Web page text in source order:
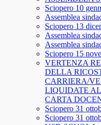
Sciopero 10
Assemblea
Sciopero 13
Assemblea
Assemblea
Sciopero 15
VERTENZA
DELLA
CARRIERA/
LIQUIDATE
CARTA
Sciopero 31
Sciopero 31